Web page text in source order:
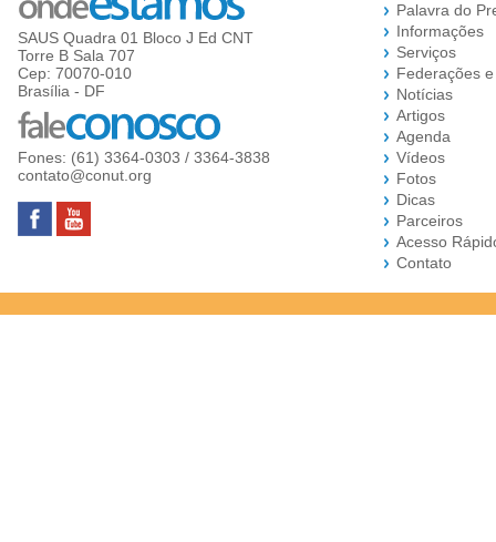
SAUS Quadra 01 Bloco J Ed CNT
Torre B Sala 707
Cep: 70070-010
Brasília - DF
Fones: (61) 3364-0303 / 3364-3838
contato@conut.org
Palavra do
Informações
Serviços
Federações
Notícias
Artigos
Agenda
Vídeos
Fotos
Dicas
Parceiros
Acesso
Contato